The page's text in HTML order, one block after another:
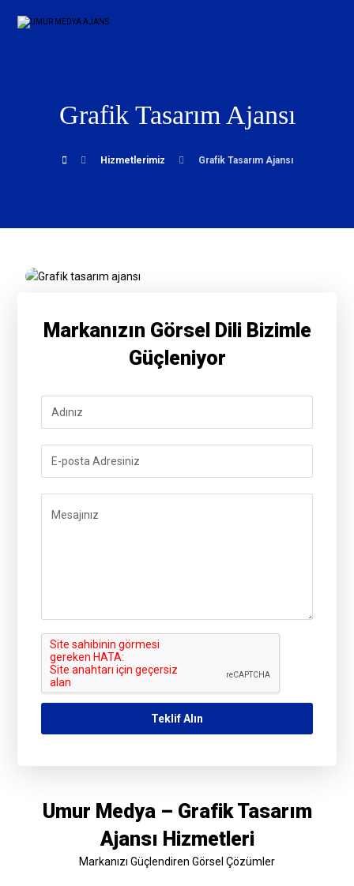
Grafik Tasarım Ajansı
Hizmetlerimiz Grafik Tasarım Ajansı
Markanızın Görsel Dili Bizimle
Güçleniyor
Umur Medya – Grafik Tasarım
Ajansı Hizmetleri
Markanızı Güçlendiren Görsel Çözümler